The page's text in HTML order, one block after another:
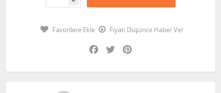
Favorilere Ekle
Fiyatı Düşünce Haber Ver
Facebook
Twitter